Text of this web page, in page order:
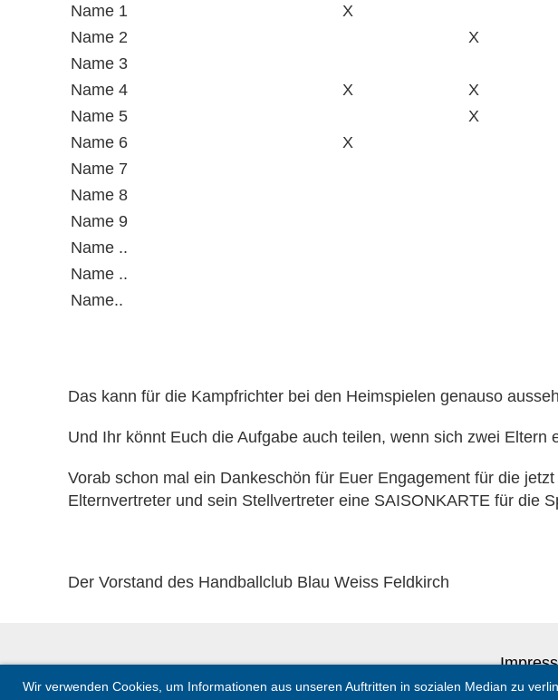
Wir verwenden Cookies, um Informationen aus unseren Auftritten in sozialen Median zu
Name 1
X
Name 2
X
Name 3
Name 4
X X
Name 5
X
Name 6
X
Name 7
Name 8
Name 9
Name ..
Name ..
Name..
Das kann für die Kampfrichter bei den Heimspielen genauso
Und Ihr könnt Euch die Aufgabe auch teilen, wenn sich zwei Eltern
Vorab schon mal ein Dankeschön für Euer Engagement für die
Elternvertreter und sein Stellvertreter eine SAISONKARTE für die
Der Vorstand des Handballclub Blau Weiss Feldkirch